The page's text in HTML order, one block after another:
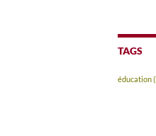
TAGS
éducation